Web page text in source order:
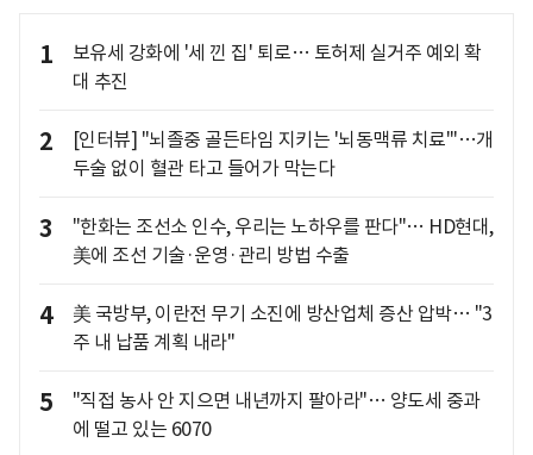
1
보유세 강화에 '세 낀 집' 퇴로… 토허제 실거주 예외 확
대 추진
2
[인터뷰] "뇌졸중 골든타임 지키는 '뇌동맥류 치료'"…개
두술 없이 혈관 타고 들어가 막는다
3
"한화는 조선소 인수, 우리는 노하우를 판다"… HD현대,
美에 조선 기술·운영·관리 방법 수출
4
美 국방부, 이란전 무기 소진에 방산업체 증산 압박… "3
주 내 납품 계획 내라"
5
"직접 농사 안 지으면 내년까지 팔아라"… 양도세 중과
에 떨고 있는 6070